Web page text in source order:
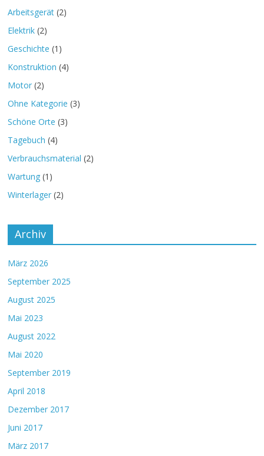
Arbeitsgerät (2)
Elektrik (2)
Geschichte (1)
Konstruktion (4)
Motor (2)
Ohne Kategorie (3)
Schöne Orte (3)
Tagebuch (4)
Verbrauchsmaterial (2)
Wartung (1)
Winterlager (2)
Archiv
März 2026
September 2025
August 2025
Mai 2023
August 2022
Mai 2020
September 2019
April 2018
Dezember 2017
Juni 2017
März 2017